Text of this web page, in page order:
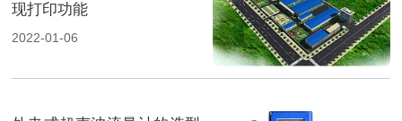
现打印功能
2022-01-06